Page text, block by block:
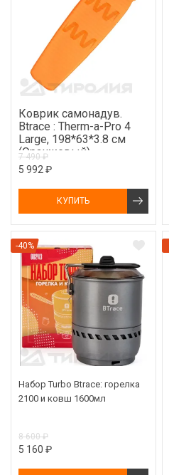
Коврик самонадув.
Btrace : Therm-a-Pro 4
Large, 198*63*3.8 см
(Оранжевый)
7 490 ₽
5 992 ₽
КУПИТЬ
-40%
Набор Turbo Btrace: горелка
2100 и ковш 1600мл
8 600 ₽
5 160 ₽